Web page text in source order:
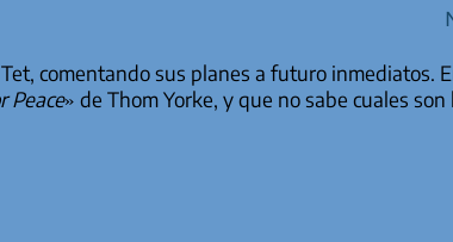
comentando sus planes a futuro inmediatos.
Peace» de Thom Yorke, y que no sabe cuales